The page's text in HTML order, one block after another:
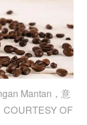
Mantan，意
COURTESY OF